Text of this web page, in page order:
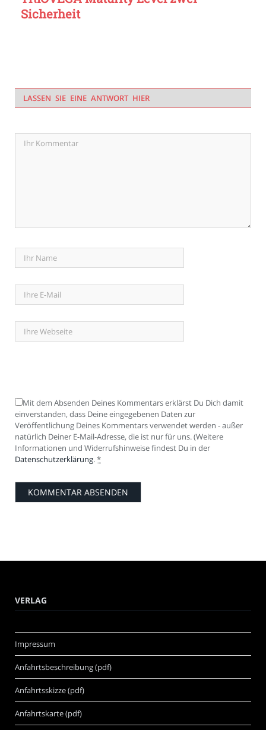
Sicherheit
LASSEN SIE EINE ANTWORT HIER
Mit dem Absenden Deines Kommentars erklärst Du Dich damit
einverstanden, dass Deine eingegebenen Daten zur
Veröffentlichung Deines Kommentars verwendet werden - außer
natürlich Deiner E-Mail-Adresse, die ist nur für uns. (Weitere
Informationen und Widerrufshinweise findest Du in der
Datenschutzerklärung.*
VERLAG
Impressum
Anfahrtsbeschreibung (pdf)
Anfahrtsskizze (pdf)
Anfahrtskarte (pdf)